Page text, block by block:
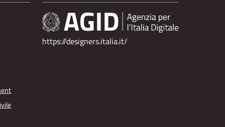
https://designers.italia.it/